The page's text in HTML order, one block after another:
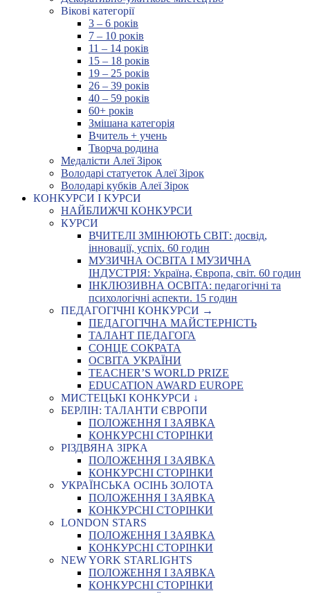
Вікові категорії
3 – 6 років
7 – 10 років
11 – 14 років
15 – 18 років
19 – 25 років
26 – 39 років
40 – 59 років
60+ років
Змішана категорія
Вчитель + учень
Творча родина
Медалісти Алеї Зірок
Володарі статуеток Алеї Зірок
Володарі кубків Алеї Зірок
КОНКУРСИ І КУРСИ
НАЙБЛИЖЧІ КОНКУРСИ
КУРСИ
ВЧИТЕЛІ ЗМІНЮЮТЬ СВІТ: досвід,
інновації, успіх. 60 годин
МУЗИЧНА ОСВІТА І МУЗИЧНА
ІНДУСТРІЯ: Україна, Європа, світ. 60 годин
ІНКЛЮЗИВНА ОСВІТА: педагогічні та
психологічні аспекти. 15 годин
ПЕДАГОГІЧНІ КОНКУРСИ →
ПЕДАГОГІЧНА МАЙСТЕРНІСТЬ
ТАЛАНТ ПЕДАГОГА
СОНЦЕ СОКРАТА
ОСВІТА УКРАЇНИ
TEACHER’S WORLD PRIZE
EDUCATION AWARD EUROPE
МИСТЕЦЬКІ КОНКУРСИ ↓
БЕРЛІН: ТАЛАНТИ ЄВРОПИ
ПОЛОЖЕННЯ І ЗАЯВКА
КОНКУРСНІ СТОРІНКИ
РІЗДВЯНА ЗІРКА
ПОЛОЖЕННЯ І ЗАЯВКА
КОНКУРСНІ СТОРІНКИ
УКРАЇНСЬКА ОСІНЬ ЗОЛОТА
ПОЛОЖЕННЯ І ЗАЯВКА
КОНКУРСНІ СТОРІНКИ
LONDON STARS
ПОЛОЖЕННЯ І ЗАЯВКА
КОНКУРСНІ СТОРІНКИ
NEW YORK STARLIGHTS
ПОЛОЖЕННЯ І ЗАЯВКА
КОНКУРСНІ СТОРІНКИ